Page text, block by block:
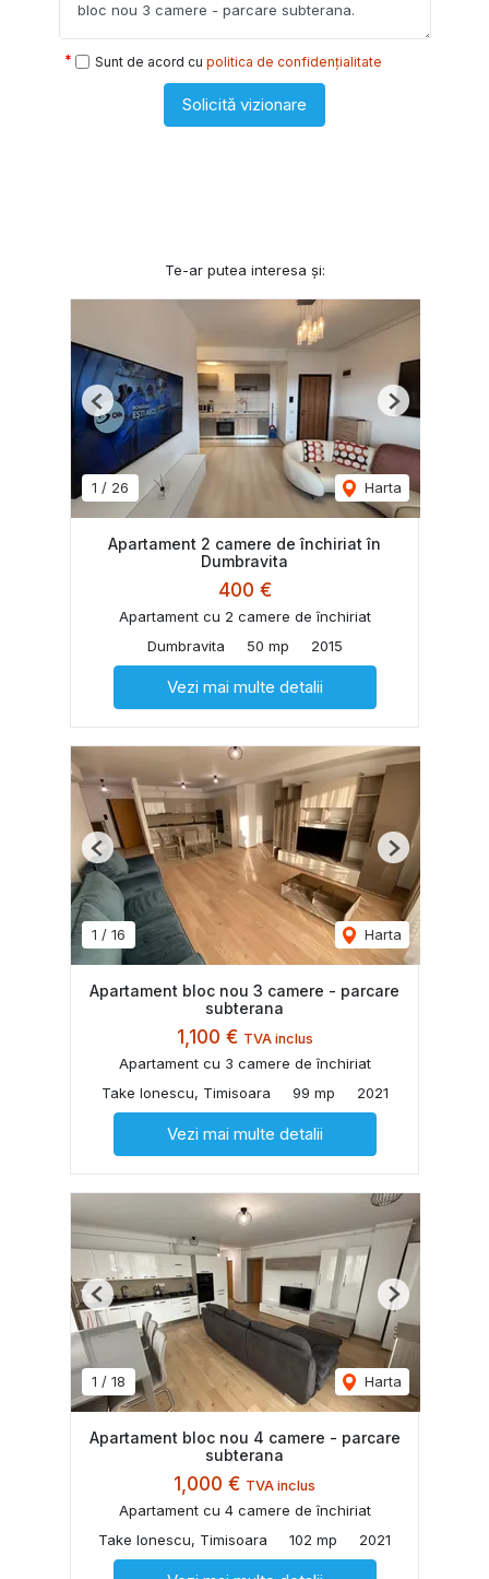
Sunt de acord cu politica de confidențialitate
Solicită vizionare
Te-ar putea interesa și:
1 / 26 Harta
Previous Next
Apartament 2 camere de închiriat în
Dumbravita
400 €
Apartament cu 2 camere de închiriat
Dumbravita
50 mp 2015
Vezi mai multe detalii
1 / 16 Harta
Previous Next
Apartament bloc nou 3 camere - parcare
subterana
1,100 € TVA inclus
Apartament cu 3 camere de închiriat
Take Ionescu, Timisoara
99 mp 2021
Vezi mai multe detalii
1 / 18 Harta
Previous Next
Apartament bloc nou 4 camere - parcare
subterana
1,000 € TVA inclus
Apartament cu 4 camere de închiriat
Take Ionescu, Timisoara
102 mp 2021